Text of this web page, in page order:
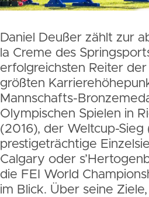
Daniel Deußer zählt zur
la Creme des
erfolgreichsten Reiter
größten
Mannschafts-
Olympischen Spielen in
(2016), der Weltcup-Sieg
prestigeträchtige
Calgary oder
die FEI World
im Blick. Über seine